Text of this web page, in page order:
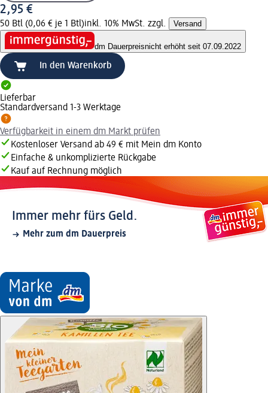
2,95 €
50 Btl (0,06 € je 1 Btl)inkl. 10% MwSt. zzgl. Versand
dm Dauerpreisnicht erhöht seit 07.09.2022
In den Warenkorb
Lieferbar
Standardversand 1-3 Werktage
Verfügbarkeit in einem dm Markt prüfen
Kostenloser Versand ab 49 € mit Mein dm Konto
Einfache & unkomplizierte Rückgabe
Kauf auf Rechnung möglich
Immer mehr fürs Geld.
Mehr zum dm Dauerpreis